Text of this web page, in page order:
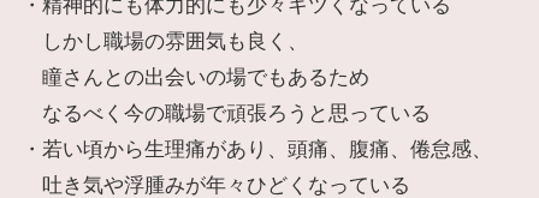
しかし職場の雰囲気も良く、
瞳さんとの出会いの場でもあるため
なるべく今の職場で頑張ろうと思っている
・若い頃から生理痛があり、頭痛、腹痛、倦怠感、
吐き気や浮腫みが年々ひどくなっている